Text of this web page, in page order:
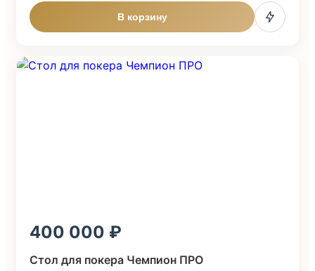
В корзину
400 000
Стол для покера Чемпион ПРО